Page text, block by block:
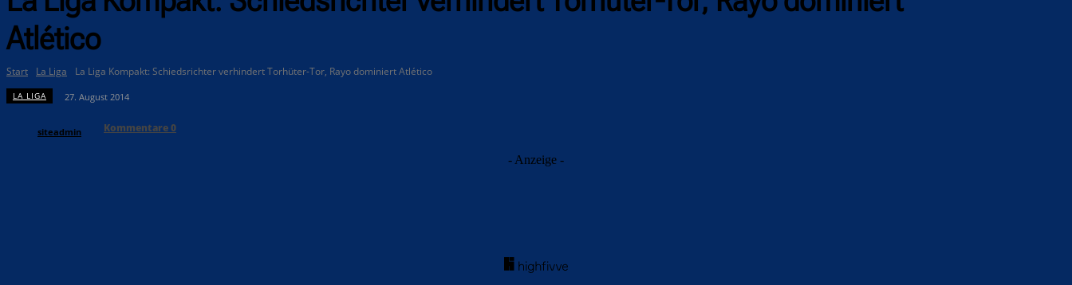
Atlético
Start La Liga La Liga Kompakt: Schiedsrichter verhindert Torhüter-Tor, Rayo dominiert Atlético
LA LIGA 27. August 2014
siteadmin Kommentare0
- Anzeige -